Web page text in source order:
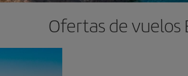
Ofertas de vuelos